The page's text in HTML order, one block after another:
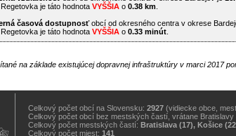
je táto hodnota VYŠŠIA o 0.38 km
časová dostupnosťobcí od okresného centra v okrese
je táto hodnota VYŠŠIA o 0.33 minút
na základe existujúcej dopravnej infraštruktúry v marci 2017
Celkový počet obcí na Slovensku: 2927 (vidiecke obce,
Celkový počet obcí bez mestských častí, vrátane Bratislavy
Celkový počet mestských častí: Bratislava (17), Košice
Celkový počet miest: 141